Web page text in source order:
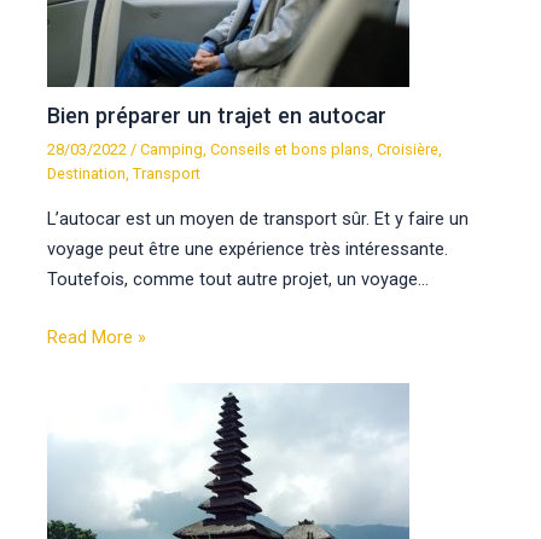
Bien préparer un trajet en autocar
28/03/2022 /Camping ,Conseils et bons plans ,Croisière
Destination ,Transport
L’autocar est un moyen de transport sûr. Et y faire un
voyage peut être une expérience très intéressante.
Toutefois, comme tout autre projet, un voyage…
Read More »